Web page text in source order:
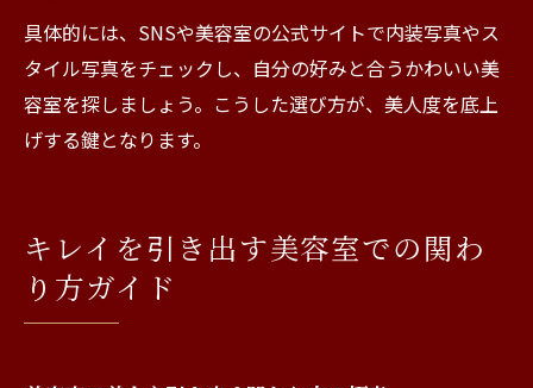
具体的には、SNSや美容室の公式サイトで内装写真やス
タイル写真をチェックし、自分の好みと合うかわいい美
容室を探しましょう。こうした選び方が、美人度を底上
げする鍵となります。
キレイを引き出す美容室での関わ
り方ガイド